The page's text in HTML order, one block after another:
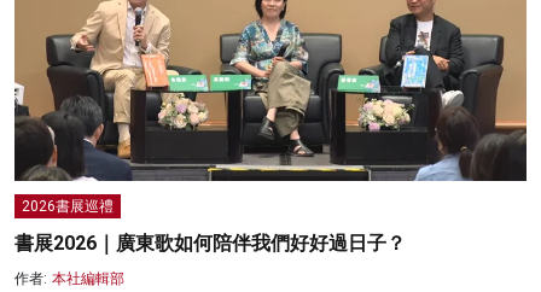
2026書展巡禮
書展2026｜廣東歌如何陪伴我們好好過日子？
作者: 本社編輯部